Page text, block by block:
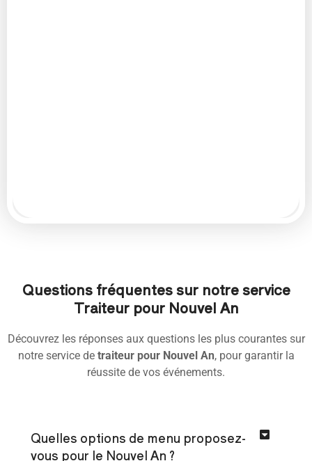
Questions fréquentes sur notre service
Traiteur pour Nouvel An
Découvrez les réponses aux questions les plus courantes sur
notre service de traiteur pour Nouvel An, pour garantir la
réussite de vos événements.
Quelles options de menu proposez-
vous pour le Nouvel An ?